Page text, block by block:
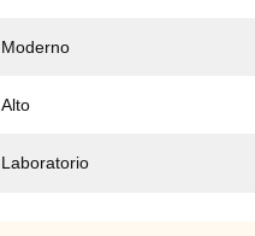
Moderno
Alto
Laboratorio